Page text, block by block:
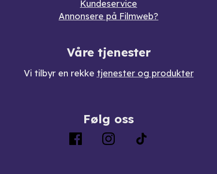
Kundeservice
Annonsere på Filmweb?
Våre tjenester
Vi tilbyr en rekke tjenester og produkter
Følg oss